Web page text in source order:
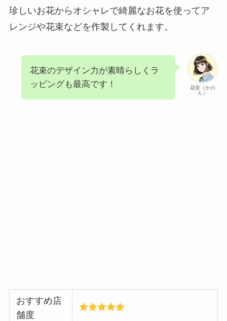
珍しいお花からオシャレで綺麗なお花を使ってア
レンジや花束などを作製してくれます。
花音（かの
ん）
花束のデザイン力が素晴らしくラ
ッピングも最高です！
おすすめ店
舗度